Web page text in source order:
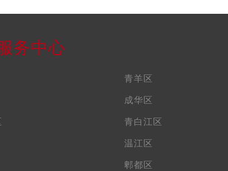
务中心
青羊区
成华区
青白江区
温江区
郫都区